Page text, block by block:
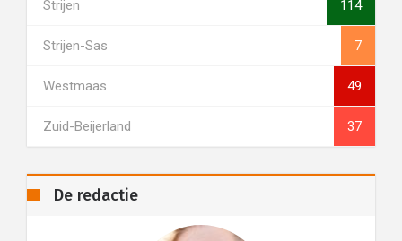
Strijen 114
Strijen-Sas 7
Westmaas 49
Zuid-Beijerland 37
De redactie